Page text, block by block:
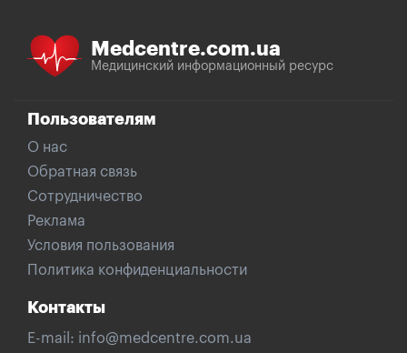
Medcentre.com.ua
Медицинский информационный ресурс
Пользователям
О нас
Обратная связь
Сотрудничество
Реклама
Условия пользования
Политика конфиденциальности
Контакты
E-mail: info@medcentre.com.ua